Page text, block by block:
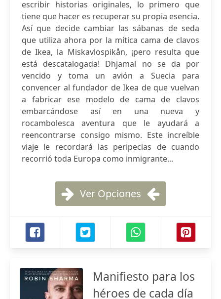
escribir historias originales, lo primero que
tiene que hacer es recuperar su propia esencia.
Así que decide cambiar las sábanas de seda
que utiliza ahora por la mítica cama de clavos
de Ikea, la Miskavlospikån, ¡pero resulta que
está descatalogada! Dhjamal no se da por
vencido y toma un avión a Suecia para
convencer al fundador de Ikea de que vuelvan
a fabricar ese modelo de cama de clavos
embarcándose así en una nueva y
rocambolesca aventura que le ayudará a
reencontrarse consigo mismo. Este increíble
viaje le recordará las peripecias de cuando
recorrió toda Europa como inmigrante...
Ver Opciones
Manifiesto para los
héroes de cada día